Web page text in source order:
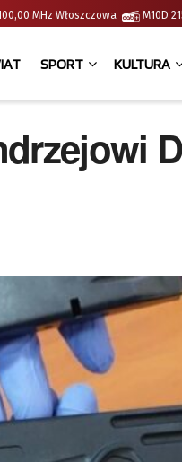
MHz Włoszczowa
SPORT KULTURA